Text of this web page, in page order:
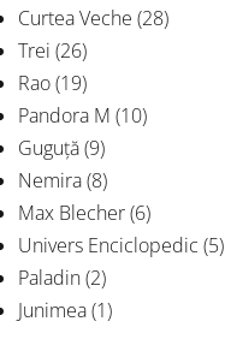
Curtea Veche (28)
Trei (26)
Rao(19)
Pandora M (10)
Guguță(9)
Nemira(8)
Max Blecher(6)
Univers Enciclopedic (5)
Paladin(2)
Junimea(1)